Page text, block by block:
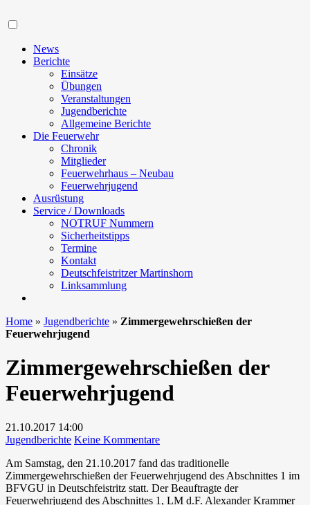
News
Berichte
Einsätze
Übungen
Veranstaltungen
Jugendberichte
Allgemeine Berichte
Die Feuerwehr
Chronik
Mitglieder
Feuerwehrhaus – Neubau
Feuerwehrjugend
Ausrüstung
Service / Downloads
NOTRUF Nummern
Sicherheitstipps
Termine
Kontakt
Deutschfeistritzer Martinshorn
Linksammlung
Home » Jugendberichte » Zimmergewehrschießen der
Feuerwehrjugend
Zimmergewehrschießen der
Feuerwehrjugend
21.10.2017 14:00
Jugendberichte Keine Kommentarezu
der
Feuerwehrjugend
Am Samstag, den 21.10.2017 fand das traditionelle
Zimmergewehrschießen der Feuerwehrjugend des Abschnittes 1 im
BFVGU in Deutschfeistritz statt. Der Beauftragte der
Feuerwehrjugend des Abschnittes 1, LM d.F. Alexander Krammer